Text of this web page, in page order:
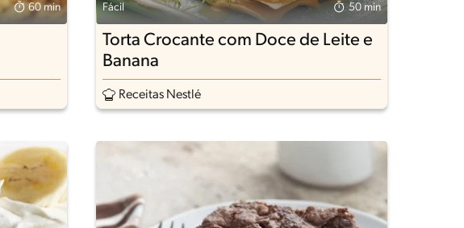
60 min Fácil 50 min
Torta Crocante com Doce de Leite e
Banana
Receitas Nestlé